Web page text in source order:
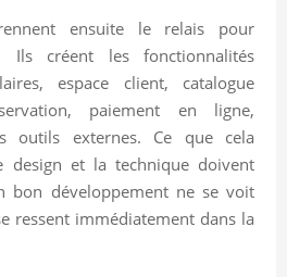
ensuite le relais pour
créent les fonctionnalités
espace client, catalogue
paiement en ligne,
outils externes. Ce que cela
design et la technique doivent
bon développement ne se voit
ressent immédiatement dans la